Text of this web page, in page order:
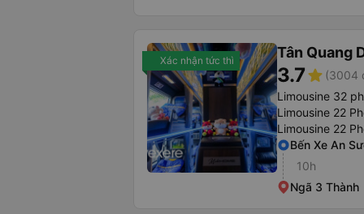
Xác nhận tức thì Tân Quang
3.7star (3004
Limousine 32
Limousine 22
Limousine 22
Bến Xe An
10h
Ngã 3 Thành